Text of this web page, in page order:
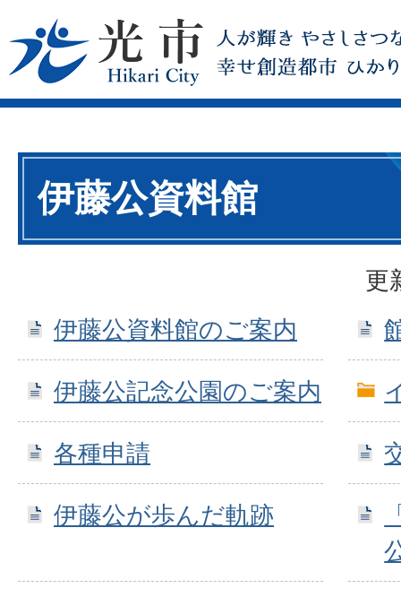
伊藤公資料館
更
伊藤公資料館のご案内
伊藤公記念公園のご案内
各種申請
伊藤公が歩んだ軌跡